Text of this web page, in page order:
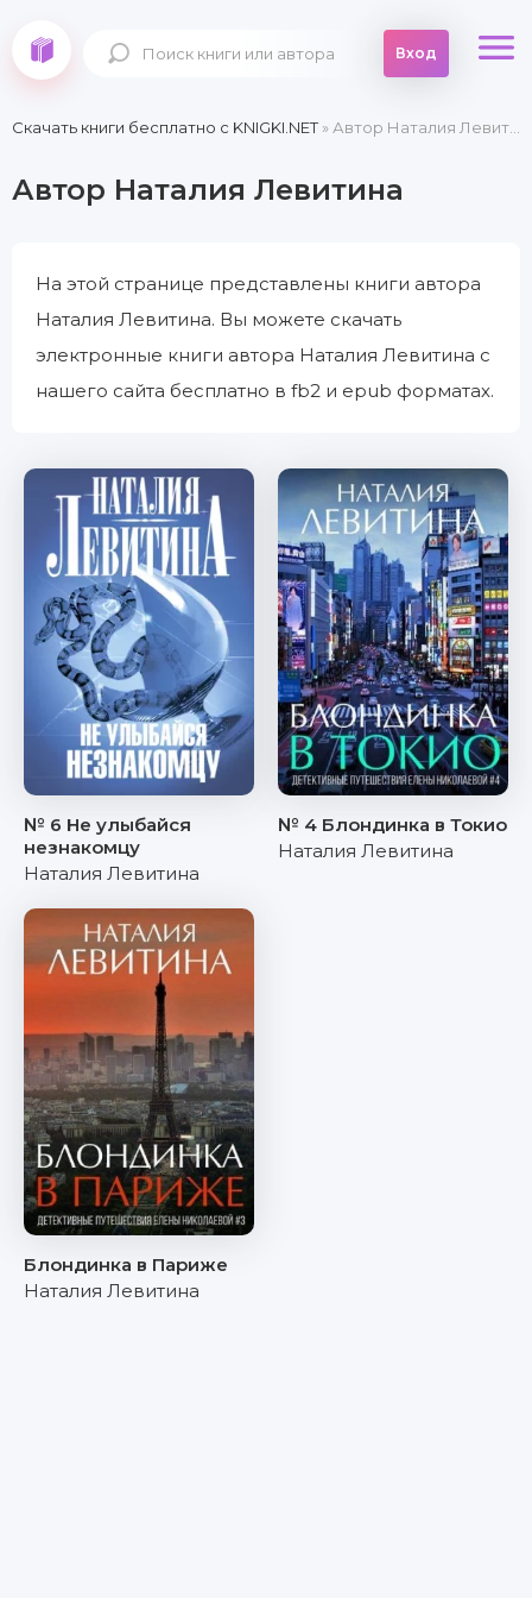
Вход
Скачать книги бесплатно c KNIGKI.NET» Автор Наталия Левитина
Автор Наталия Левитина
На этой странице представлены книги автора
Наталия Левитина. Вы можете скачать
электронные книги автора Наталия Левитина с
нашего сайта бесплатно в fb2 и epub форматах.
№ 6 Не улыбайся
незнакомцу
Наталия Левитина
№ 4 Блондинка в Токио
Наталия Левитина
Блондинка в Париже
Наталия Левитина